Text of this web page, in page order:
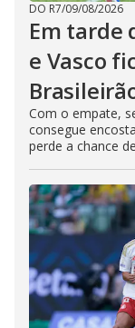
DO R7/09/08/2026
Em tarde
e Vasco
Com o empate,
consegue
perde a chance